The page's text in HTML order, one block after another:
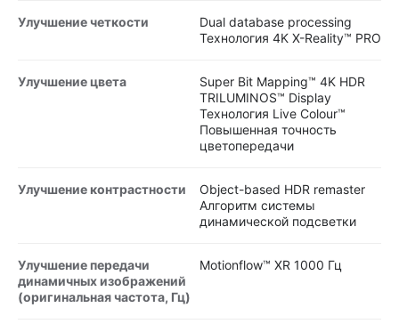
Улучшение четкости
Dual database processing
Технология 4K X-Reality™ PRO
Улучшение цвета
Super Bit Mapping™ 4K HDR
TRILUMINOS™ Display
Технология Live Colour™
Повышенная точность
цветопередачи
Улучшение контрастности
Object-based HDR remaster
Алгоритм системы
динамической подсветки
Улучшение передачи
динамичных изображений
(оригинальная частота, Гц)
Motionflow™ XR 1000 Гц